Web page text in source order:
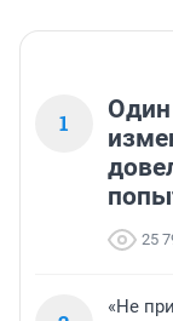
1
Один
25
«Не